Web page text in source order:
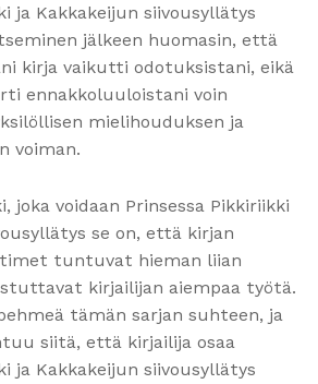
ja Kakkakeijun siivousyllätys
jälkeen huomasin, että
kirja vaikutti odotuksistani, eikä
ennakkoluuloistani voin
mielihouduksen ja
voiman.
joka voidaan Prinsessa Pikkiriikki
se on, että kirjan
tuntuvat hieman liian
kirjailijan aiempaa työtä.
tämän sarjan suhteen, ja
siitä, että kirjailija osaa
ja Kakkakeijun siivousyllätys